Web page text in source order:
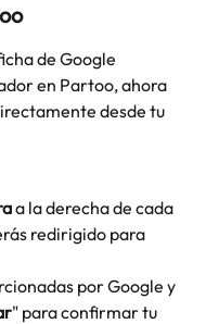
de Google
en Partoo, ahora
desde tu
a la derecha de cada
redirigido para
por Google y
" para confirmar tu